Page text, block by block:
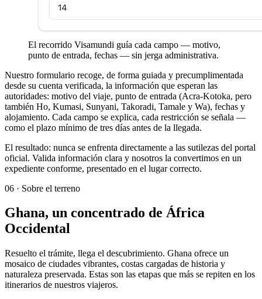
El recorrido Visamundi guía cada campo — motivo,
punto de entrada, fechas — sin jerga administrativa.
Nuestro formulario recoge, de forma guiada y precumplimentada
desde su cuenta verificada, la información que esperan las
autoridades: motivo del viaje, punto de entrada (Acra-Kotoka, pero
también Ho, Kumasi, Sunyani, Takoradi, Tamale y Wa), fechas y
alojamiento. Cada campo se explica, cada restricción se señala —
como el plazo mínimo de tres días antes de la llegada.
El resultado: nunca se enfrenta directamente a las sutilezas del portal
oficial. Valida información clara y nosotros la convertimos en un
expediente conforme, presentado en el lugar correcto.
06 · Sobre el terreno
Ghana, un concentrado de África
Occidental
Resuelto el trámite, llega el descubrimiento. Ghana ofrece un
mosaico de ciudades vibrantes, costas cargadas de historia y
naturaleza preservada. Estas son las etapas que más se repiten en los
itinerarios de nuestros viajeros.